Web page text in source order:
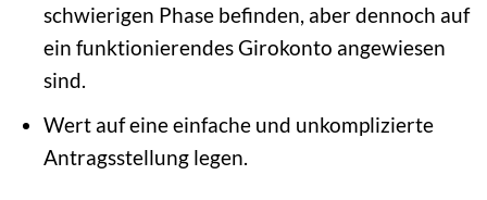
schwierigen Phase befinden, aber dennoch auf
ein funktionierendes Girokonto angewiesen
sind.
Wert auf eine einfache und unkomplizierte
Antragsstellung legen.